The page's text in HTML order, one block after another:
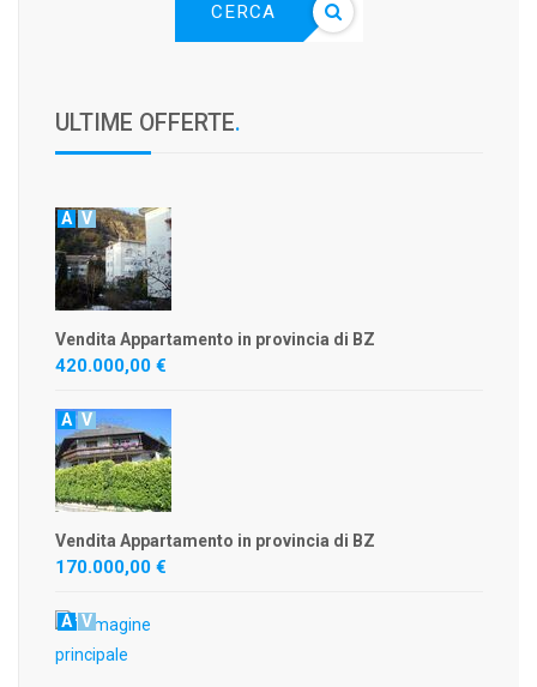
CERCA
ULTIME OFFERTE.
A V
Vendita Appartamento in provincia di BZ
420.000,00 €
A V
Vendita Appartamento in provincia di BZ
170.000,00 €
A V